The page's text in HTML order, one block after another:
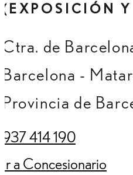
(EXPOSICIÓN Y
Ctra. de
Barcelona -
Provincia de
937 414 190
(Opens in new
Ir a Concesionario